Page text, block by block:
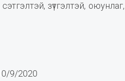
зүтгэлтэй, оюунлаг,
9/2020